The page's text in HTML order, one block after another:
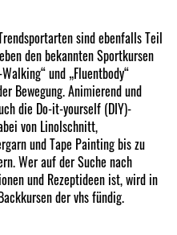
sind ebenfalls Teil
den bekannten Sportkursen
und „Fluentbody“
Bewegung. Animierend und
die Do-it-yourself (DIY)-
von Linolschnitt,
und Tape Painting bis zu
Wer auf der Suche nach
und Rezeptideen ist, wird in
der vhs fündig.